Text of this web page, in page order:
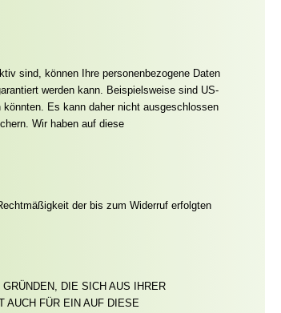
sind, können Ihre personenbezogene Daten
werden kann. Beispielsweise sind US-
Es kann daher nicht ausgeschlossen
Wir haben auf diese
der bis zum Widerruf erfolgten
DIE SICH AUS IHRER
AUCH FÜR EIN AUF DIESE